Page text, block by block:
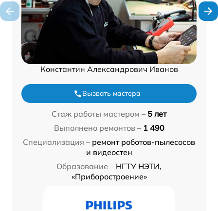
Константин Александрович Иванов
Вызвать мастера
Стаж работы мастером – 5 лет
Выполнено ремонтов – 1 490
Специализация – ремонт роботов-пылесосов
и видеостен
Образование – НГТУ НЭТИ,
«Приборостроение»